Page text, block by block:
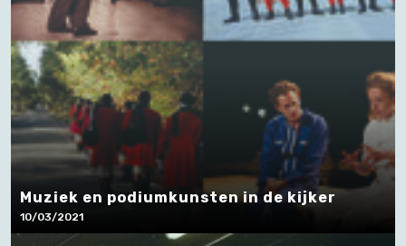
Muziek en podiumkunsten in de kijker
10/03/2021